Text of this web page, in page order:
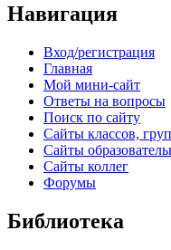
Навигация
Вход/регистрация
Главная
Мой мини-сайт
Ответы на вопросы
Поиск по сайту
Сайты классов,
Сайты
Сайты коллег
Форумы
Библиотека